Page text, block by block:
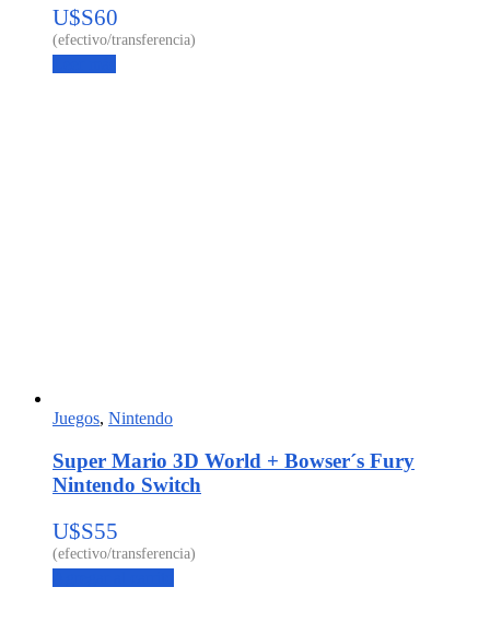
U$S60
Juegos, Nintendo
Super Mario 3D World + Bowser´s Fury
Nintendo Switch
U$S55